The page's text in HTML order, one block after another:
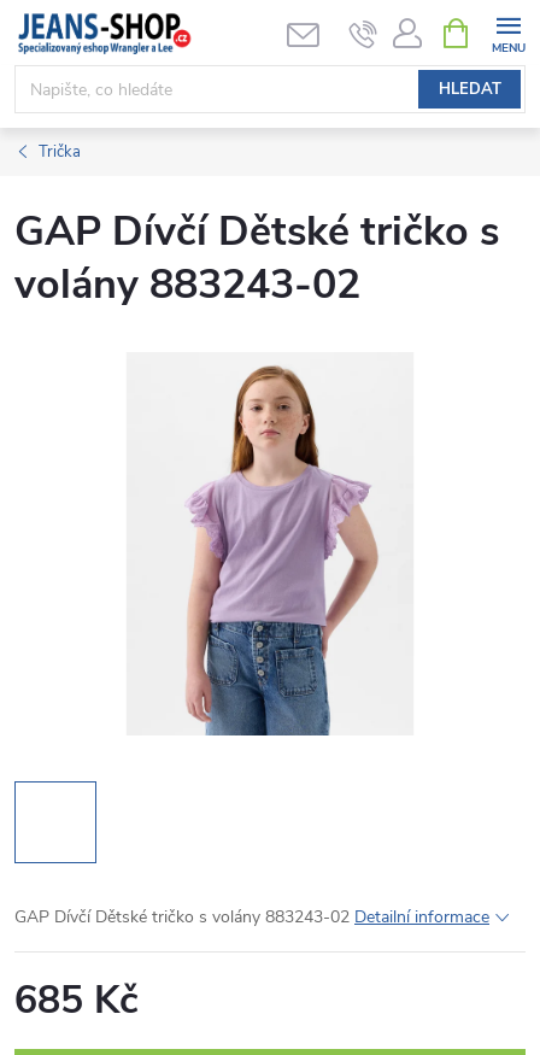
Přejít
obsah
HLEDAT
NÁKUPNÍ
KOŠÍK
Trička
GAP Dívčí Dětské tričko s
volány 883243-02
GAP Dívčí Dětské tričko s volány 883243-02 Detailní informace
685 Kč